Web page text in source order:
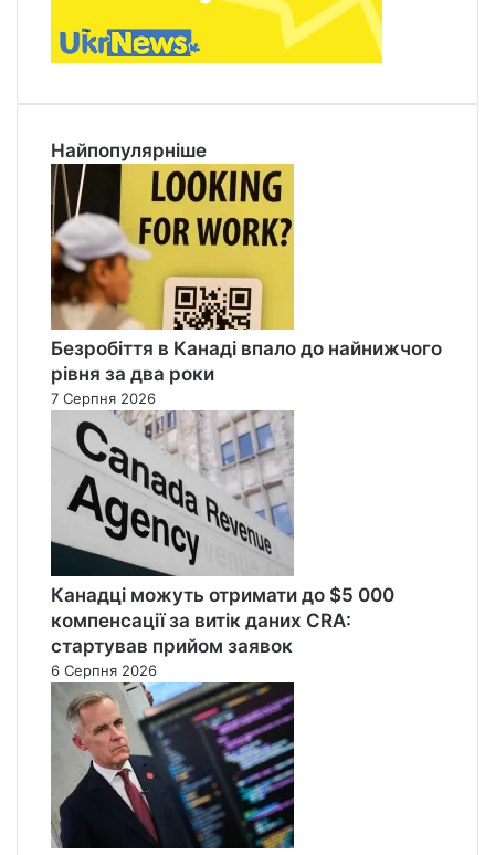
Найпопулярніше
Безробіття в Канаді впало до найнижчого
рівня за два роки
7 Серпня 2026
Канадці можуть отримати до $5 000
компенсації за витік даних CRA:
стартував прийом заявок
6 Серпня 2026